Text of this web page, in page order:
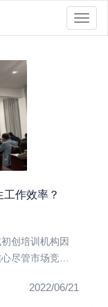
作效率？
创培训机构因
尽管市场竞争
2022/06/21